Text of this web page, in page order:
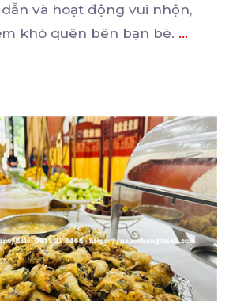
và hoạt động vui nhộn,
khó quên bên bạn bè. ...